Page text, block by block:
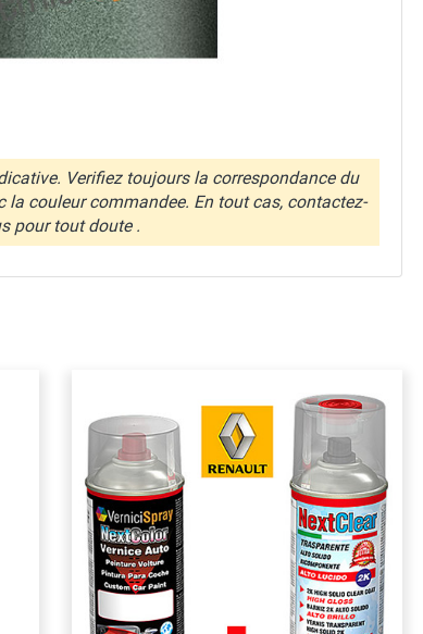
Verifiez toujours la correspondance du
la couleur commandee. En tout cas, contactez-
pour tout doute .